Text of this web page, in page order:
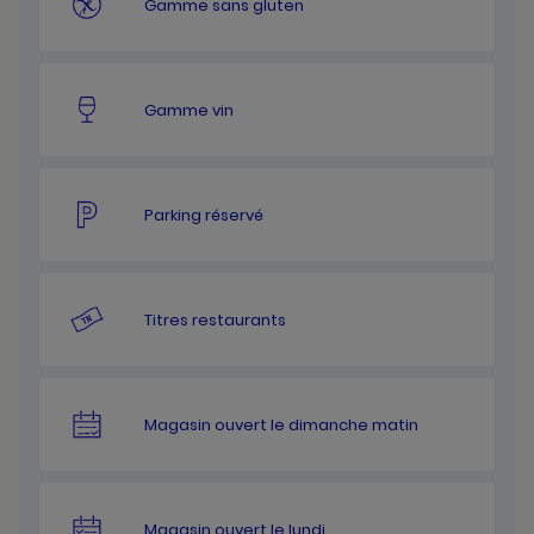
Gamme sans gluten
Gamme vin
Parking réservé
Titres restaurants
Magasin ouvert le dimanche matin